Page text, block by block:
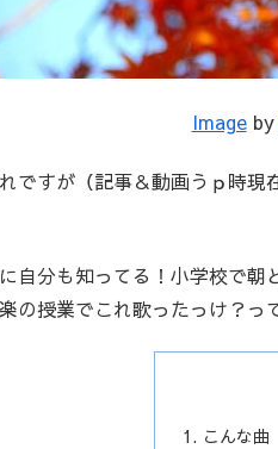
Imageby
ですが（記事＆動画うｐ時
自分も知ってる！小学校で
の授業でこれ歌ったっけ？っ
こんな曲